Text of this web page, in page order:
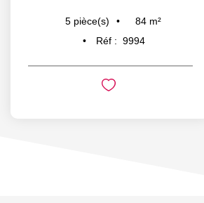
5 pièce(s) 84 m²
Réf : 9994